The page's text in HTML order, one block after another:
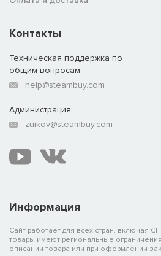
Информация
Сайт работает для всех стран, включая
товары имеют региональные
описании товара или при оформлении
Контакты
Техническая поддержка по
общим вопросам:
help@steambuy.com
Администрация:
zuikov@steambuy.com